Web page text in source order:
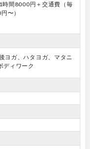
時間8000円＋交通費（毎
〜）
ヨガ、ハタヨガ、マタニ
ディワーク